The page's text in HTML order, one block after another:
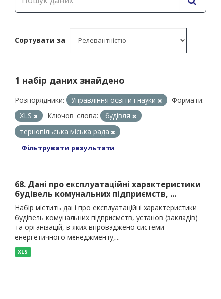
Сортувати за
1 набір даних знайдено
Розпорядники: Управління освіти і науки
Формати:
XLS
Ключові слова:
будівля
тернопільська міська рада
Фільтрувати результати
68. Дані про експлуатаційні характеристики
будівель комунальних підприємств, ...
Набір містить дані про експлуатаційні характеристики
будівель комунальних підприємств, установ (закладів)
та організацій, в яких впроваджено системи
енергетичного менеджменту,...
XLS